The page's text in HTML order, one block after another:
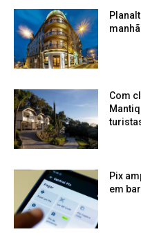
Com
Pix
em